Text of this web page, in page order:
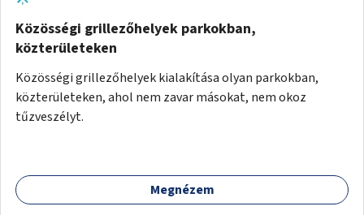
Közösségi grillezőhelyek parkokban,
közterületeken
Közösségi grillezőhelyek kialakítása olyan parkokban,
közterületeken, ahol nem zavar másokat, nem okoz
tűzveszélyt.
Megnézem